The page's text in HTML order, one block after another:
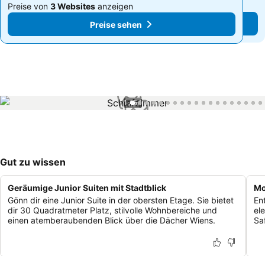
Preise von 3 Websitesanzeigen
Preise sehen
Preise von 3 Websites anzeigen
Preise sehen
1 / 54
Gut zu wissen
Geräumige Junior Suiten mit Stadtblick
Gönn dir eine Junior Suite in der obersten Etage. Sie bietet
dir 30 Quadratmeter Platz, stilvolle Wohnbereiche und
einen atemberaubenden Blick über die Dächer Wiens.